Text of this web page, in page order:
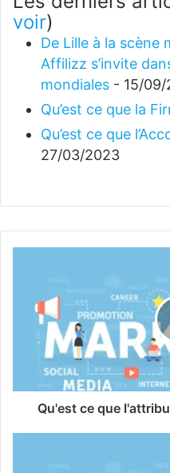
voir)
De Lille à la scène
Affilizz s’invite
mondiales - 15/09/
Qu’est ce que la
Qu’est ce que
27/03/2023
Qu'est ce que